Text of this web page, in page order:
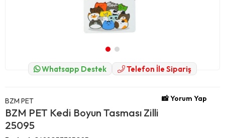
Whatsapp Destek Telefon İle Sipariş
BZM PET
BZM PET Kedi Boyun Tasması Zilli
25095
📸 Yorum Yap